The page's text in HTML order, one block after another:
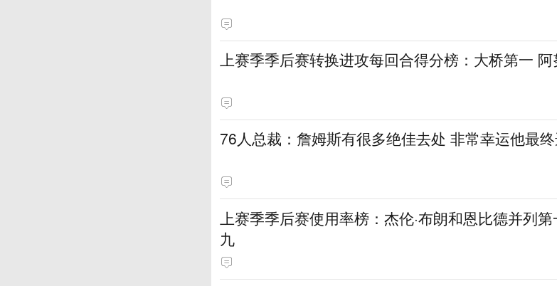
上赛季季后赛转换进攻每回合得分榜：大桥第一
76人总裁：詹姆斯有很多绝佳去处 非常幸运他最
上赛季季后赛使用率榜：杰伦·布朗和恩比德并列
九